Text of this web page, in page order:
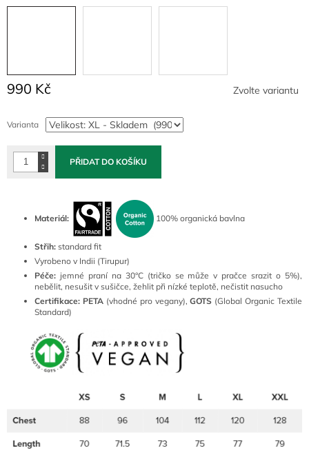
990 Kč
cena:
Zvolte variantu
Varianta
PŘIDAT DO KOŠÍKU
Materiál: 100% organická bavlna
Střih: standard fit
Vyrobeno v Indii (Tirupur)
Péče: jemné praní na 30°C (tričko se může v pračce srazit o 5%),
nebělit, nesušit v sušičce, žehlit při nízké teplotě, nečistit nasucho
Certifikace: PETA (vhodné pro vegany),GOTS (Global Organic Textile
Standard)